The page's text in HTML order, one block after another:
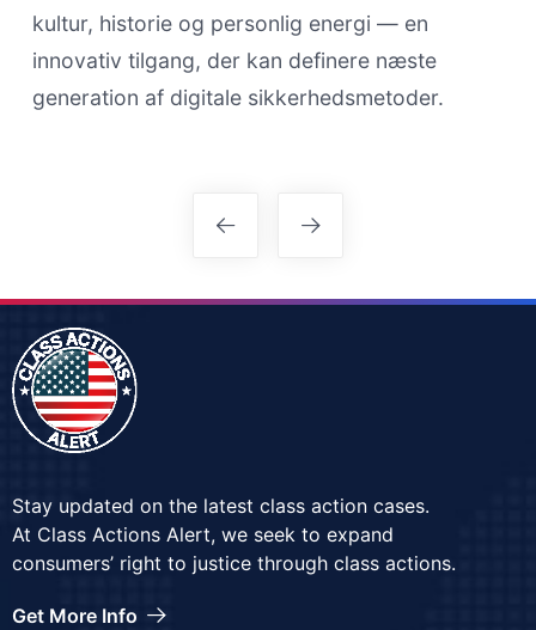
kultur, historie og personlig energi — en
innovativ tilgang, der kan definere næste
generation af digitale sikkerhedsmetoder.
Stay updated on the latest class action cases.
At Class Actions Alert, we seek to expand
consumers’ right to justice through class actions.
Get More Info